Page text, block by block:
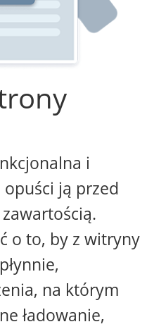
i
ją przed
o to, by z witryny
na którym
ładowanie,